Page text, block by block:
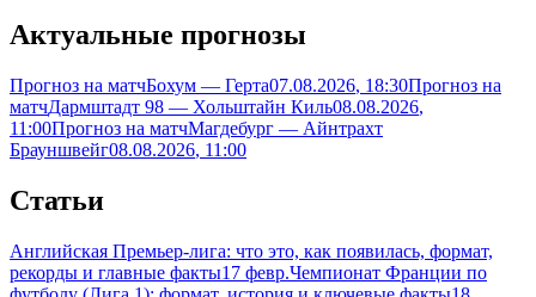
Актуальные прогнозы
Прогноз на матчБохум — Герта07.08.2026, 18:30Прогноз на
матчДармштадт 98 — Хольштайн Киль08.08.2026,
11:00Прогноз на матчМагдебург — Айнтрахт
Брауншвейг08.08.2026, 11:00
Статьи
Английская Премьер-лига: что это, как появилась, формат,
рекорды и главные факты17 февр.Чемпионат Франции по